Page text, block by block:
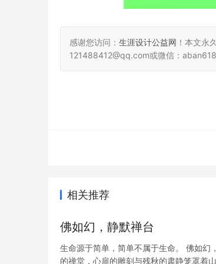
感谢您访问： 生涯设计公益网 ！本文永
121488412@qq.com或微信：aban618
相关推荐
佛如幻，静默禅台
生命源于简单，简单不属于生命。 佛如幻
的禅堂，心扉的雕刻与残秋的肃静笼罩着